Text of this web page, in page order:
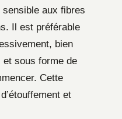
sensible aux fibres
Il est préférable
bien
et sous forme de
Cette
et